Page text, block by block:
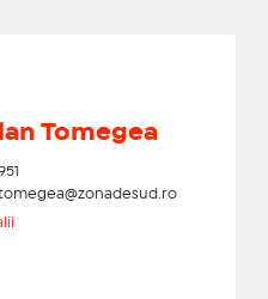
Tomegea